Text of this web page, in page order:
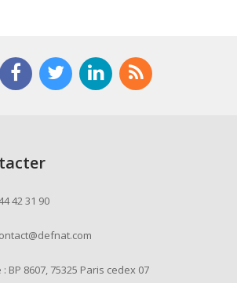
42 31 90
BP 8607, 75325 Paris cedex 07